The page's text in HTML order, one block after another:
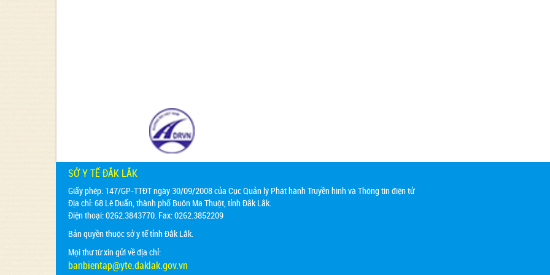
SỞ Y TẾ ĐẮK LẮK
Giấy phép: 147/GP-TTĐT ngày 30/09/2008 của Cục Quản lý Phát hành Truyền hình và Thông tin điện tử
Địa chỉ:68 Lê Duẩn, thành phố Buôn Ma Thuột, tỉnh Đắk Lắk.
Điện thoại: 0262.3843770. Fax: 0262.3852209
Bản quyền thuộc sở y tế tỉnh Đắk Lắk.
Mọi thư từ xin gửi về địa chỉ:
banbientap@yte.daklak.gov.vn